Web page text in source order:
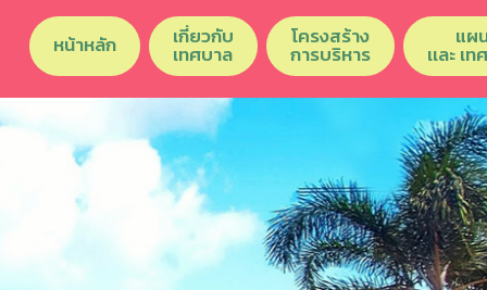
หน้าหลัก เกี่ยวกับ
เทศบาล
โครงสร้าง
การบริหาร
แผ
เเละ